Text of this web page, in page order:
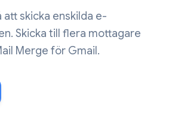
att skicka enskilda e-
Skicka till flera mottagare
Merge för Gmail.